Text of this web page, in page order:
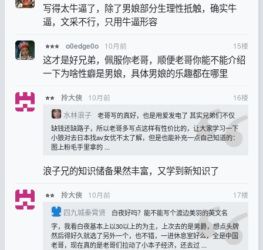
写得太牛逼了，除了男娘部分生理性抵触，确实牛
逼，文采不行，只用牛逼形容
⭐⭐⭐ o0edge0o 10月前 15楼
这才是好兄弟，佩服你老哥，顺便老哥你能不能介绍
一下为啥性癖是男娘，具体男娘的乐趣都在哪里
⭐⭐ 拎大侠 10月前 16楼
水林浪子
老哥写的真好，也是用爱发电了 其实兄弟们不仅
缺钱还缺路子，所以老哥多写点这样有性价比的，让大家学习一下
小狼对去日本找av女优不太了解，但是也能补充一点自己知道的：
图上粉毛手里拿的 ...
浪子兄的知识储备果然丰富，又学到新知识了
⭐⭐ 拎大侠 10月前 17楼
四九城秦霄贤
白夜好吗？能不能写个渡边美羽的英文名
字，我看白夜基本上以30以上的为主，上次去的是男爵，想点头牌
然后得好久就选了另外一个，也不错，一进休息室好么，全是中国
老哥，现在真的是老哥们拉动了小本子经济，还去过 ...